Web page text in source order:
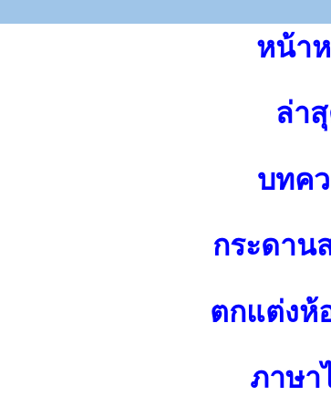
หน้า
ล่า
บทค
กระดาน
ตกแต่งห้
ภาษา